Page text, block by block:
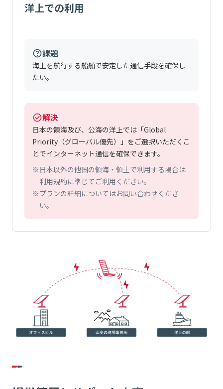
洋上での利用
課題
海上を航行する船舶で安定した通信手段を確保し
たい。
解決
日本の領海及び、公海の洋上では「Global
Priority（グローバル優先）」をご選択いただくこ
とでインターネット通信を確保できます。
日本以外の他国の領海・領土で利用する場合は
利用規約に準じてご利用ください。
プランの詳細についてはお問い合わせくださ
い。